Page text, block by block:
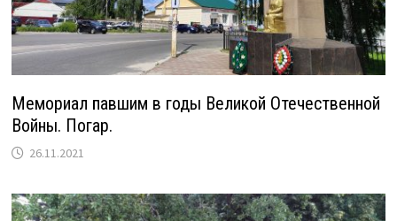
Мемориал павшим в годы Великой Отечественной
Войны. Погар.
26.11.2021